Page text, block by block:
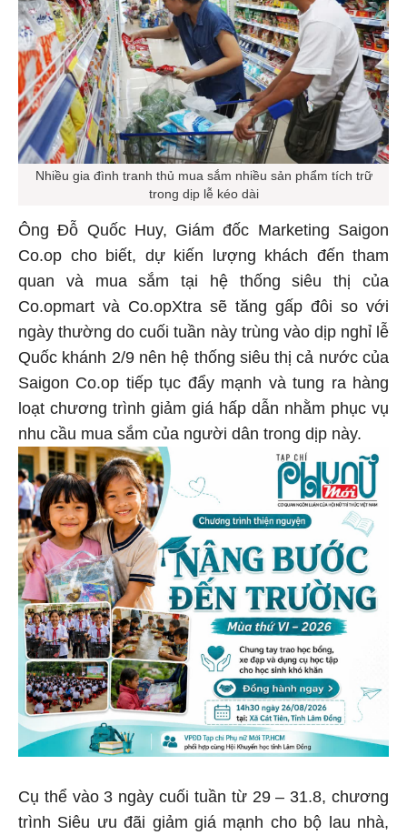
Nhiều gia đình tranh thủ mua sắm nhiều sản phẩm tích trữ
trong dịp lễ kéo dài
Ông Đỗ Quốc Huy, Giám đốc Marketing Saigon
Co.op cho biết, dự kiến lượng khách đến tham
quan và mua sắm tại hệ thống siêu thị của
Co.opmart và Co.opXtra sẽ tăng gấp đôi so với
ngày thường do cuối tuần này trùng vào dịp nghỉ lễ
Quốc khánh 2/9 nên hệ thống siêu thị cả nước của
Saigon Co.op tiếp tục đẩy mạnh và tung ra hàng
loạt chương trình giảm giá hấp dẫn nhằm phục vụ
nhu cầu mua sắm của người dân trong dịp này.
Cụ thể vào 3 ngày cuối tuần từ 29 – 31.8, chương
trình Siêu ưu đãi giảm giá mạnh cho bộ lau nhà,